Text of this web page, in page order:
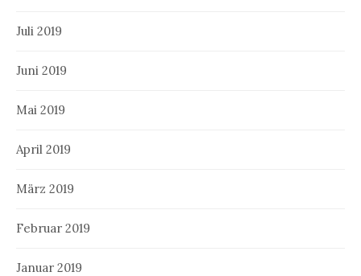
Juli 2019
Juni 2019
Mai 2019
April 2019
März 2019
Februar 2019
Januar 2019